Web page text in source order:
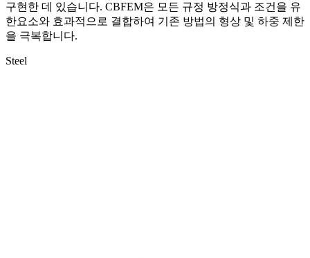
구현한 데 있습니다. CBFEM은 모든 규정 방정식과 조건을 유
한요소와 효과적으로 결합하여 기존 방법의 형상 및 하중 제한
을 극복합니다.
Steel